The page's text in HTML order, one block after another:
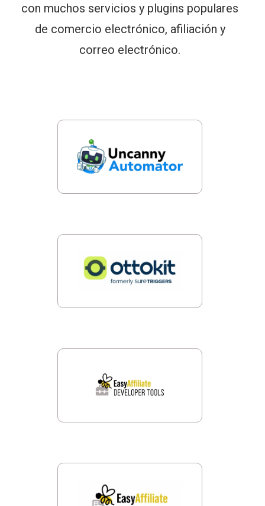
con muchos servicios y plugins populares
de comercio electrónico, afiliación y
correo electrónico.